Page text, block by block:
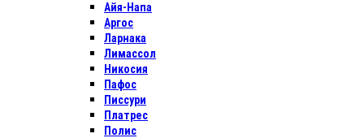
Айя-Напа
Аргос
Ларнака
Лимассол
Никосия
Пафос
Писсури
Платрес
Полис